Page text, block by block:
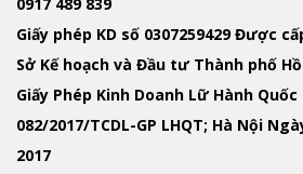
Giấy phép KD số 0307259429 Được
Sở Kế hoạch và Đầu tư Thành phố
Giấy Phép Kinh Doanh Lữ Hành Quốc
082/2017/TCDL-GP LHQT; Hà Nội
2017